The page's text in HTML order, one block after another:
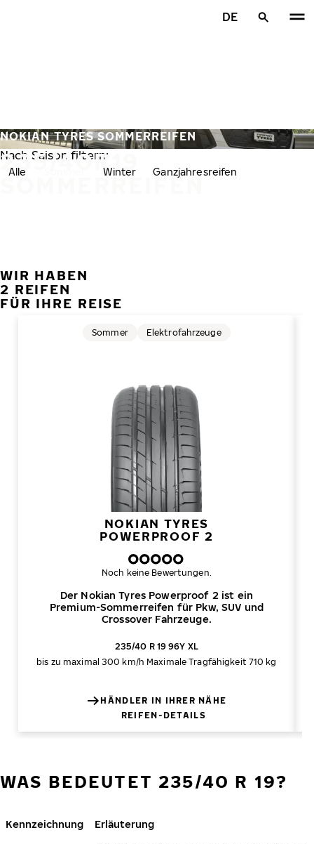
DE
235/40R19
SOMMERREIFEN
NOKIAN TYRES SOMMERREIFEN
Nach Saison filtern:
Alle Winter Ganzjahresreifen
WIR HABEN
2 REIFEN
FÜR IHRE REISE
NOKIAN TYRES
POWERPROOF 2
Der Nokian Tyres Powerproof 2 ist ein
Premium-Sommerreifen für Pkw, SUV und
Crossover Fahrzeuge.
Sommer Elektrofahrzeuge
Noch keine Bewertungen.
235/40 R 19 96Y XL
bis zu maximal 300 km/h Maximale Tragfähigkeit 710 kg
HÄNDLER IN IHRER NÄHE
REIFEN-DETAILS
WAS BEDEUTET 235/40 R 19?
Kennzeichnung Erläuterung